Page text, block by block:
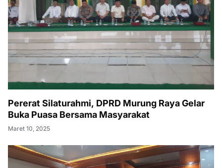
Pererat Silaturahmi, DPRD Murung Raya Gelar
Buka Puasa Bersama Masyarakat
Maret 10, 2025